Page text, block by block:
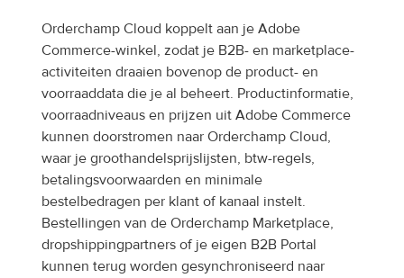
Orderchamp Cloud koppelt aan je Adobe
Commerce-winkel, zodat je B2B- en marketplace-
activiteiten draaien bovenop de product- en
voorraaddata die je al beheert. Productinformatie,
voorraadniveaus en prijzen uit Adobe Commerce
kunnen doorstromen naar Orderchamp Cloud,
waar je groothandelsprijslijsten, btw-regels,
betalingsvoorwaarden en minimale
bestelbedragen per klant of kanaal instelt.
Bestellingen van de Orderchamp Marketplace,
dropshippingpartners of je eigen B2B Portal
kunnen terug worden gesynchroniseerd naar